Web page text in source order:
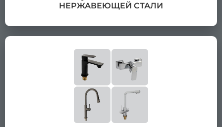
НЕРЖАВЕЮЩЕЙ СТАЛИ